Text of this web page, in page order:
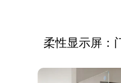
柔性显示屏：